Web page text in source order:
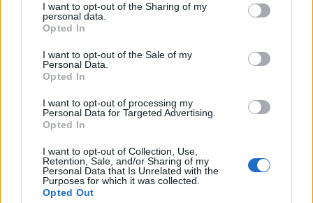
I want to opt-out of the Sharing of my
personal data.
Opted In
I want to opt-out of the Sale of my
Personal Data.
Opted In
I want to opt-out of processing my
Personal Data for Targeted Advertising.
Opted In
I want to opt-out of Collection, Use,
Retention, Sale, and/or Sharing of my
Personal Data that Is Unrelated with the
Purposes for which it was collected.
Opted Out
– Skal til Risør
trebåtfestival